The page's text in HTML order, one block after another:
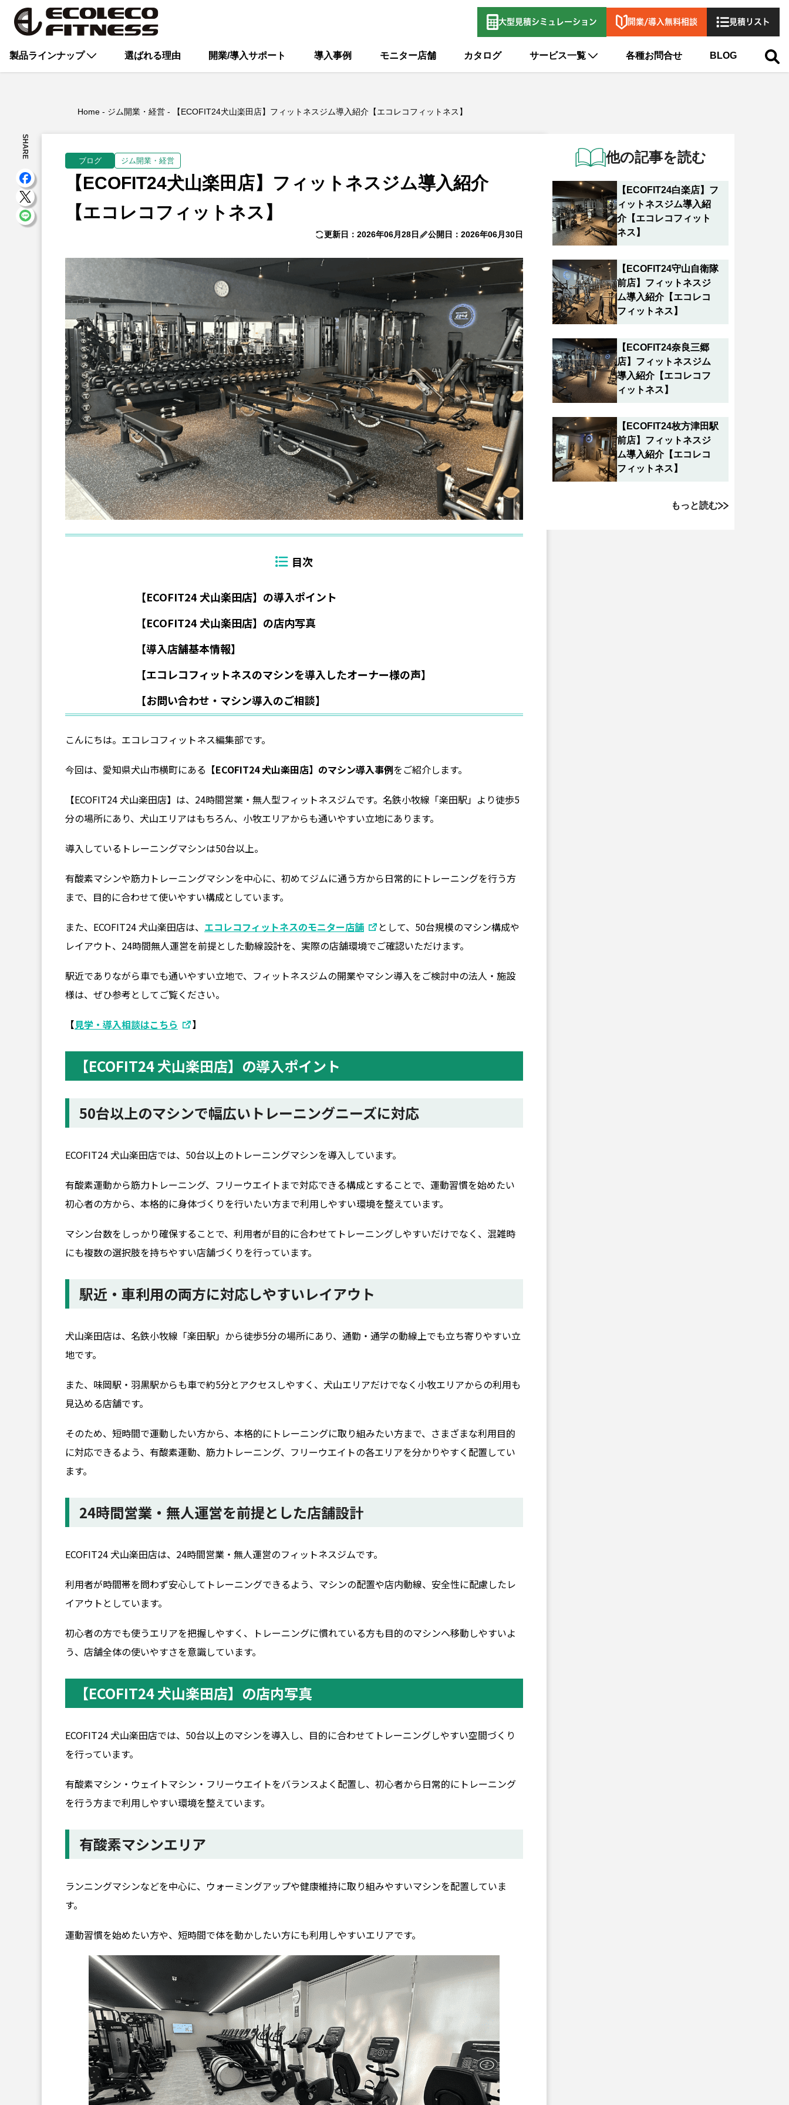
大型 見積シミュレーション 開業/導入無料相談 見積リスト
製品ラインナップ 選ばれる理由 開業/導入サポート 導入事例 モニター店舗 カタログ サービス一覧 各種お問合せ BLOG
Home ジム開業・経営 【ECOFIT24犬山楽田店】フィットネスジム導入紹介【エコレコフィットネス】
更新日：2026年06月28日 公開日：2026年06月30日
ブログ ジム開業・経営
【ECOFIT24犬山楽田店】フィットネスジム導入紹介
【エコレコフィットネス】
SHARE
【ECOFIT24 犬山楽田店】の導入ポイント
【ECOFIT24 犬山楽田店】の店内写真
【導入店舗基本情報】
【エコレコフィットネスのマシンを導入したオーナー様の声】
【お問い合わせ・マシン導入のご相談】
こんにちは。エコレコフィットネス編集部です。
今回は、愛知県犬山市横町にある 【ECOFIT24 犬山楽田店】のマシン導入事例をご紹介します。
【ECOFIT24 犬山楽田店】は、24時間営業・無人型フィットネスジムです。名鉄小牧線「楽田駅」より徒歩5
分の場所にあり、犬山エリアはもちろん、小牧エリアからも通いやすい立地にあります。
導入しているトレーニングマシンは50台以上。
有酸素マシンや筋力トレーニングマシンを中心に、初めてジムに通う方から日常的にトレーニングを行う方
まで、目的に合わせて使いやすい構成としています。
また、ECOFIT24 犬山楽田店は、 エコレコフィットネスのモニター店舗
として、50台規模のマシン構成や
レイアウト、24時間無人運営を前提とした動線設計を、実際の店舗環境でご確認いただけます。
駅近でありながら車でも通いやすい立地で、フィットネスジムの開業やマシン導入をご検討中の法人・施設
様は、ぜひ参考としてご覧ください。
【見学・導入相談はこちら 】
【ECOFIT24 犬山楽田店】の導入ポイント
50台以上のマシンで幅広いトレーニングニーズに対応
ECOFIT24 犬山楽田店では、50台以上のトレーニングマシンを導入しています。
有酸素運動から筋力トレーニング、フリーウエイトまで対応できる構成とすることで、運動習慣を始めたい
初心者の方から、本格的に身体づくりを行いたい方まで利用しやすい環境を整えています。
マシン台数をしっかり確保することで、利用者が目的に合わせてトレーニングしやすいだけでなく、混雑時
にも複数の選択肢を持ちやすい店舗づくりを行っています。
駅近・車利用の両方に対応しやすいレイアウト
犬山楽田店は、名鉄小牧線「楽田駅」から徒歩5分の場所にあり、通勤・通学の動線上でも立ち寄りやすい立
地です。
また、味岡駅・羽黒駅からも車で約5分とアクセスしやすく、犬山エリアだけでなく小牧エリアからの利用も
見込める店舗です。
そのため、短時間で運動したい方から、本格的にトレーニングに取り組みたい方まで、さまざまな利用目的
に対応できるよう、有酸素運動、筋力トレーニング、フリーウエイトの各エリアを分かりやすく配置してい
ます。
24時間営業・無人運営を前提とした店舗設計
ECOFIT24 犬山楽田店は、24時間営業・無人運営のフィットネスジムです。
利用者が時間帯を問わず安心してトレーニングできるよう、マシンの配置や店内動線、安全性に配慮したレ
イアウトとしています。
初心者の方でも使うエリアを把握しやすく、トレーニングに慣れている方も目的のマシンへ移動しやすいよ
う、店舗全体の使いやすさを意識しています。
【ECOFIT24 犬山楽田店】の店内写真
ECOFIT24 犬山楽田店では、50台以上のマシンを導入し、目的に合わせてトレーニングしやすい空間づくり
を行っています。
有酸素マシン・ウェイトマシン・フリーウエイトをバランスよく配置し、初心者から日常的にトレーニング
を行う方まで利用しやすい環境を整えています。
有酸素マシンエリア
ランニングマシンなどを中心に、ウォーミングアップや健康維持に取り組みやすいマシンを配置していま
す。
運動習慣を始めたい方や、短時間で体を動かしたい方にも利用しやすいエリアです。
他の記事を読む
【ECOFIT24白楽店】フ
ィットネスジム導入紹
介【エコレコフィット
ネス】
【ECOFIT24守山自衛隊
前店】フィットネスジ
ム導入紹介【エコレコ
フィットネス】
【ECOFIT24奈良三郷
店】フィットネスジム
導入紹介【エコレコフ
ィットネス】
【ECOFIT24枚方津田駅
前店】フィットネスジ
ム導入紹介【エコレコ
フィットネス】
もっと読む